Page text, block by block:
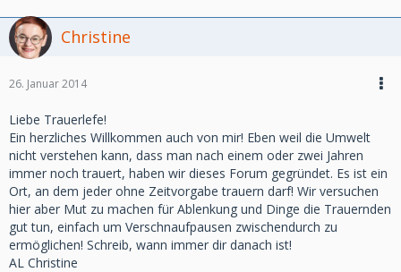
Christine
26. Januar 2014
Liebe Trauerlefe!
Ein herzliches Willkommen auch von mir! Eben weil die Umwelt
nicht verstehen kann, dass man nach einem oder zwei Jahren
immer noch trauert, haben wir dieses Forum gegründet. Es ist ein
Ort, an dem jeder ohne Zeitvorgabe trauern darf! Wir versuchen
hier aber Mut zu machen für Ablenkung und Dinge die Trauernden
gut tun, einfach um Verschnaufpausen zwischendurch zu
ermöglichen! Schreib, wann immer dir danach ist!
AL Christine